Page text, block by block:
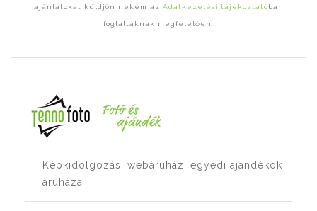
ajánlatokat küldjön nekem az Adatkezelési tájékoztatóban
foglaltaknak megfelelően.
Képkidolgozás, webáruház, egyedi ajándékok
áruháza